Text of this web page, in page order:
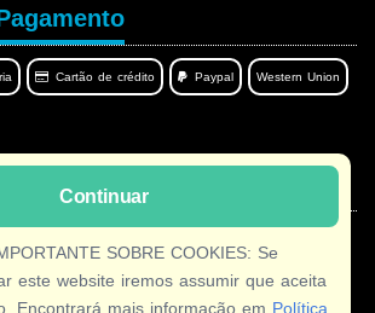
Continuar
SOBRE COOKIES: Se
este website iremos assumir que aceita
Encontrará mais informação em Política
Cartão de crédito Paypal Western Union
idioma